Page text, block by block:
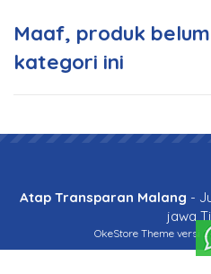
Maaf, produk
kategori ini
Atap Transparan Malang -
jawa
OkeStore Theme versi